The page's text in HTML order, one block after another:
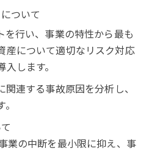
ついて
を行い、事業の特性から最も
産について適切なリスク対応
します。
連する事故原因を分析し、
業の中断を最小限に抑え、事